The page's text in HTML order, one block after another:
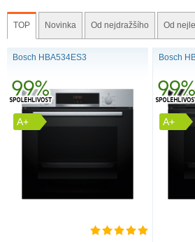
TOP Novinka Od nejdražšího Od
Bosch HBA534ES3
A+
Bosch
A+